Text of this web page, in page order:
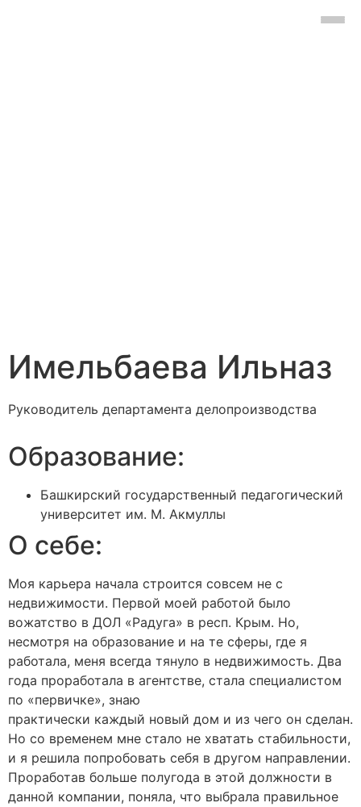
Имельбаева Ильназ
Руководитель департамента делопроизводства
Образование:
Башкирский государственный педагогический
университет им. М. Акмуллы
О себе:
Моя карьера начала строится совсем не с
недвижимости. Первой моей работой было
вожатство в ДОЛ «Радуга» в респ. Крым. Но,
несмотря на образование и на те сферы, где я
работала, меня всегда тянуло в недвижимость. Два
года проработала в агентстве, стала специалистом
по «первичке», знаю
практически каждый новый дом и из чего он сделан.
Но со временем мне стало не хватать стабильности,
и я решила попробовать себя в другом направлении.
Проработав больше полугода в этой должности в
данной компании, поняла, что выбрала правильное